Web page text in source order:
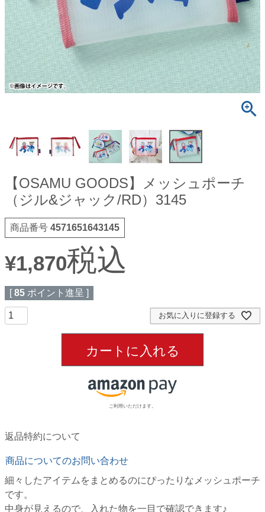
【OSAMU GOODS】メッシュポーチ
（ジル&ジャック/RD）3145
商品番号 4571651643145
¥1,870税込
[ 85 ポイント進呈 ]
お気に入りに登録する
カートに入れる
ご利用いただけます。
返品特約について
商品についてのお問い合わせ
細々したアイテムをまとめるのにぴったりなメッシュポーチ
です。
中身が見えるので、入れた物を一目で確認できます♪